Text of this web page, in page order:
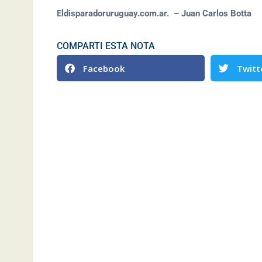
Eldisparadoruruguay.com.ar. – Juan Carlos Botta
COMPARTI ESTA NOTA
Facebook